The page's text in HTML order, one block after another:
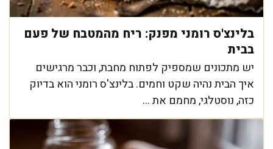
בלינצ'ס רומני מפנק: ריח מהמטבח של פעם
בבית
יש מתכונים שמספיק לפתוח מחבת, וכבר מרגישים
איך הבית נהיה שקט וחמים. בלינצ'ס רומני הוא בדיוק
כזה, נוסטלגי, מחמם את ...